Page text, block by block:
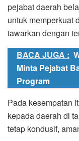
pejabat daerah
untuk memperkuat
tawarkan dengan
BACA JUGA :
Minta Pejabat
Program
Pada kesempatan
kepada daerah di
tetap kondusif,